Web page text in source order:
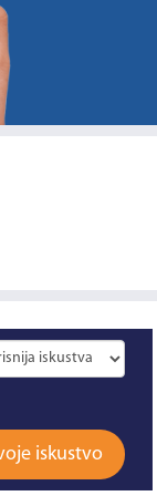
iskustvo